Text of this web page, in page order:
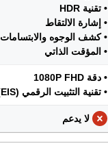
• تقنية HDR
• إشارة الالتقاط
• كشف الوجوه والابتسامات
• المؤقت الذاتي
• دقة 1080P FHD
• تقنية التثبيت الرقمي (EIS)
لا يدعم